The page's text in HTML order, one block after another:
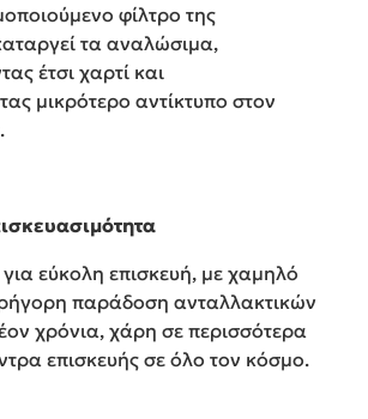
φίλτρο της
τα αναλώσιμα,
έτσι χαρτί και
μικρότερο αντίκτυπο στον
εύκολη επισκευή, με χαμηλό
παράδοση ανταλλακτικών
χρόνια, χάρη σε περισσότερα
επισκευής σε όλο τον κόσμο.